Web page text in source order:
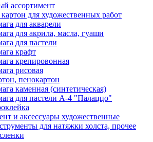
ассортимент
для художественных работ
для акварели
для акрила, масла, гуаши
для пастели
крафт
крепировонная
рисовая
пенокартон
каменная (синтетическая)
для пастели А-4 "Палаццо"
и аксессуары художественные
для натяжки холста, прочее